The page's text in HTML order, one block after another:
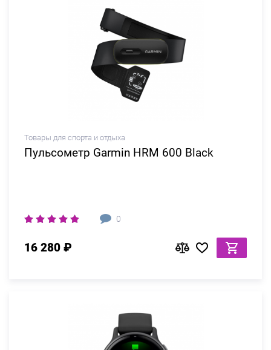
Товары для спорта и отдыха
Пульсометр Garmin HRM 600 Black
0
16 280 ₽